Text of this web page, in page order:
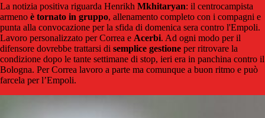
La notizia positiva riguarda Henrikh Mkhitaryan: il centrocampista
armeno è tornato in gruppo, allenamento completo con i compagni e
punta alla convocazione per la sfida di domenica sera contro l'Empoli.
Lavoro personalizzato per Correa e Acerbi. Ad ogni modo per il
difensore dovrebbe trattarsi di semplice gestione per ritrovare la
condizione dopo le tante settimane di stop, ieri era in panchina contro il
Bologna. Per Correa lavoro a parte ma comunque a buon ritmo e può
farcela per l’Empoli.